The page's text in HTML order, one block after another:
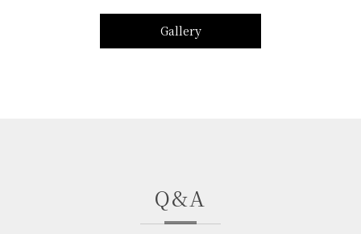
Gallery
Q&A